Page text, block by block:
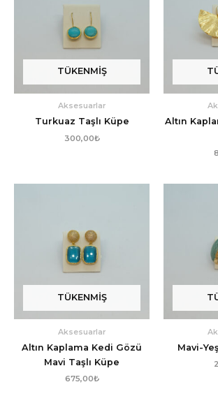
TÜKENMIŞ
Aksesuarlar
Turkuaz Taşlı Küpe
300,00₺
Altın
TÜKENMIŞ
Aksesuarlar
Altın Kaplama Kedi Gözü
Mavi Taşlı Küpe
675,00₺
Mavi-